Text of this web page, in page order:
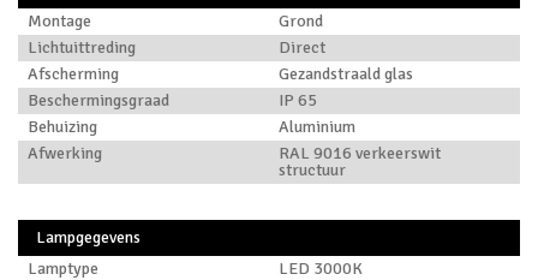
Montage
Grond
Lichtuittreding
Direct
Afscherming
Gezandstraald glas
Beschermingsgraad
IP 65
Behuizing
Aluminium
Afwerking
RAL 9016 verkeerswit
structuur
Lampgegevens
Lamptype
LED 3000K